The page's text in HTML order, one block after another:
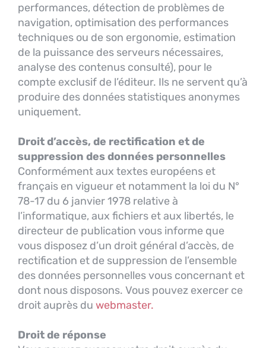
performances, détection de problèmes de
navigation, optimisation des performances
techniques ou de son ergonomie, estimation
de la puissance des serveurs nécessaires,
analyse des contenus consulté), pour le
compte exclusif de l’éditeur. Ils ne servent qu’à
produire des données statistiques anonymes
uniquement.
Droit d’accès, de rectification et de
suppression des données personnelles
Conformément aux textes européens et
français en vigueur et notamment la loi du N°
78-17 du 6 janvier 1978 relative à
l’informatique, aux fichiers et aux libertés, le
directeur de publication vous informe que
vous disposez d’un droit général d’accès, de
rectification et de suppression de l’ensemble
des données personnelles vous concernant et
dont nous disposons. Vous pouvez exercer ce
droit auprès du webmaster.
Droit de réponse